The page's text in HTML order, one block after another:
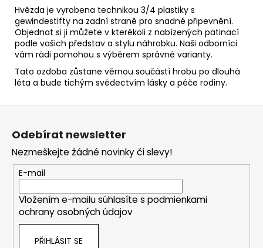
Hvězda je vyrobena technikou 3/4 plastiky s
gewindestifty na zadní straně pro snadné připevnění.
Objednat si ji můžete v kterékoli z nabízených patinací
podle vašich představ a stylu náhrobku. Naši odborníci
vám rádi pomohou s výběrem správné varianty.
Tato ozdoba zůstane věrnou součástí hrobu po dlouhá
léta a bude tichým svědectvím lásky a péče rodiny.
Odebírat newsletter
Nezmeškejte žádné novinky či slevy!
E-mail
Vložením e-mailu súhlasíte s podmienkami
ochrany osobných údajov
PŘIHLÁSIT SE